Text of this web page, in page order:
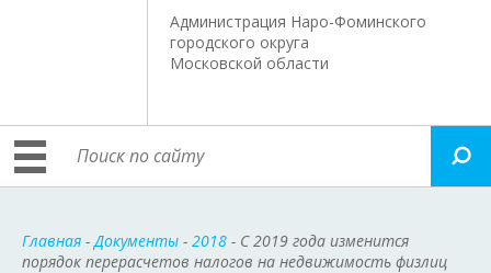
Администрация Наро-Фоминского
городского округа
Московской области
Главная -Документы - 2018 - С 2019 года изменится
порядок перерасчетов налогов на недвижимость физлиц